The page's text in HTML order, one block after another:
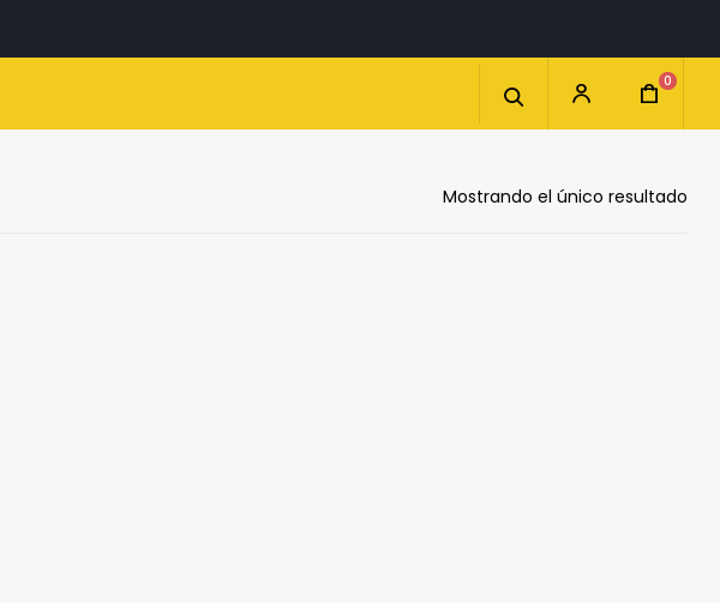
0
Mostrando el único resultado